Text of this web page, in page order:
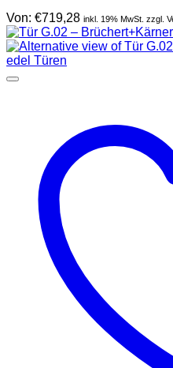
Von: €719,28 inkl. 19% MwSt. zzgl.